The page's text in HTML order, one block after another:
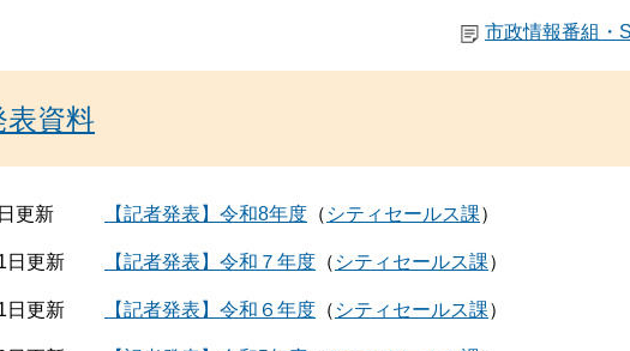
市政情報番組・
表資料
更新 【記者発表】令和8年度 シティセールス課
日更新 【記者発表】令和７年度 シティセールス課
日更新 【記者発表】令和６年度 シティセールス課